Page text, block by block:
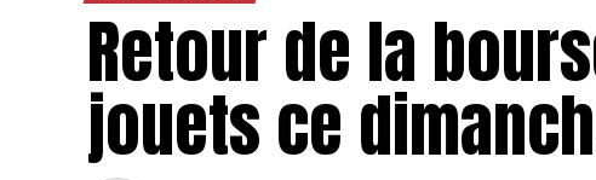
Retour de la
jouets ce